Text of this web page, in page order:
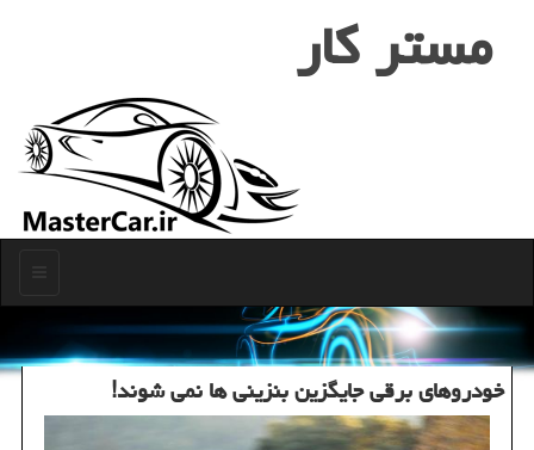
مستر كار
خودروهای برقی جایگزین بنزینی ها نمی شوند!